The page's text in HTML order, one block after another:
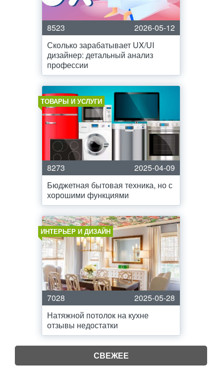
8523
2026-05-12
Сколько зарабатывает UX/UI
дизайнер: детальный анализ
профессии
ТОВАРЫ И УСЛУГИ
8273
2025-04-09
Бюджетная бытовая техника, но с
хорошими функциями
ИНТЕРЬЕР И ДИЗАЙН
7028
2025-05-28
Натяжной потолок на кухне
отзывы недостатки
СВЕЖЕЕ